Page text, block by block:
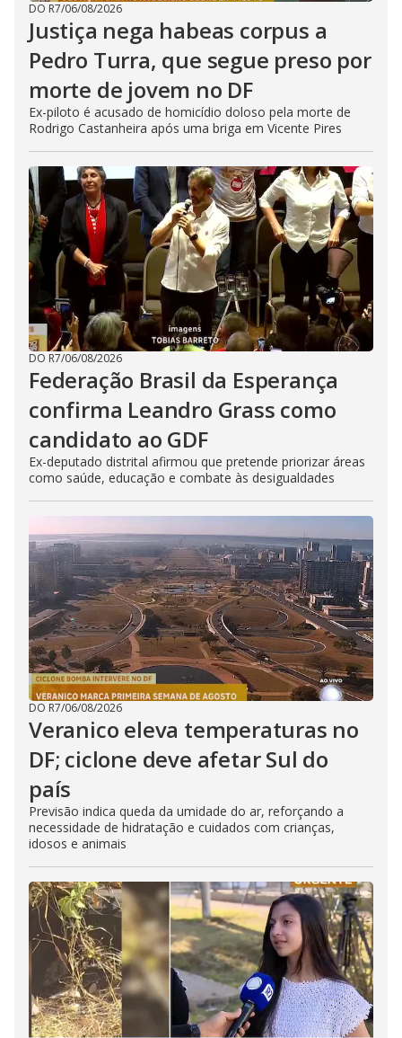
DO R7/06/08/2026
Justiça nega habeas corpus a
Pedro Turra, que segue preso por
morte de jovem no DF
Ex-piloto é acusado de homicídio doloso pela morte de
Rodrigo Castanheira após uma briga em Vicente Pires
DO R7/06/08/2026
Federação Brasil da Esperança
confirma Leandro Grass como
candidato ao GDF
Ex-deputado distrital afirmou que pretende priorizar áreas
como saúde, educação e combate às desigualdades
DO R7/06/08/2026
Veranico eleva temperaturas no
DF; ciclone deve afetar Sul do
país
Previsão indica queda da umidade do ar, reforçando a
necessidade de hidratação e cuidados com crianças,
idosos e animais